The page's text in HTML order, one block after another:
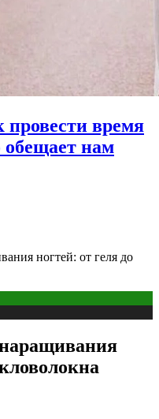
провести время
нам
ногтей: от геля до